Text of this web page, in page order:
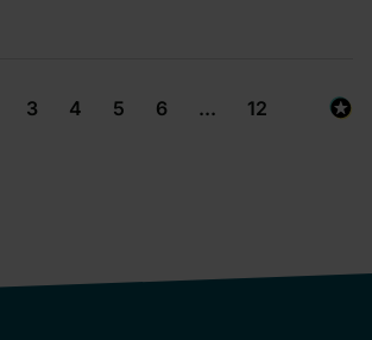
3 4 5 6 ... 12